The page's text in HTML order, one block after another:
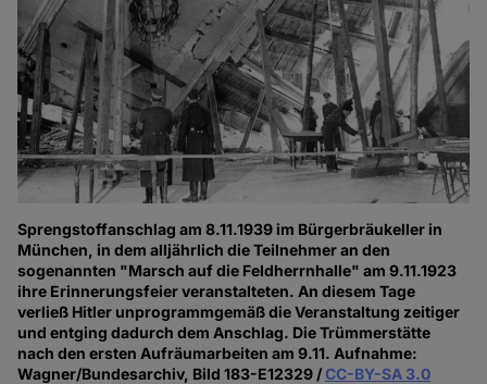
Sprengstoffanschlag am 8.11.1939 im Bürgerbräukeller in
München, in dem alljährlich die Teilnehmer an den
sogenannten "Marsch auf die Feldherrnhalle" am 9.11.1923
ihre Erinnerungsfeier veranstalteten. An diesem Tage
verließ Hitler unprogrammgemäß die Veranstaltung zeitiger
und entging dadurch dem Anschlag. Die Trümmerstätte
nach den ersten Aufräumarbeiten am 9.11. Aufnahme:
Wagner/Bundesarchiv, Bild 183-E12329 /CC-BY-SA 3.0